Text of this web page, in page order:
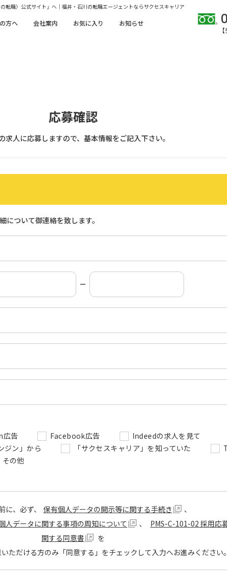
職）公式サイト」へ｜福井・石川の転職エージェントならサクセスキャリア
方へ 会社案内 お気に入り お知らせ
応募確認
求人に応募しますので、基本情報をご記入下さい。
について御連絡を致します。
告 Facebook広告
Indeedの求人を見て
ジン」から 「サクセスキャリア」を知っていた
その他
に、必ず、 保有個人データの開示等に関する手続き
、
人データに関する事項の周知について
、
PMS-C-101-02 採用応
関する同意書
を
ただける方のみ「同意する」をチェックして入力へお進みください。